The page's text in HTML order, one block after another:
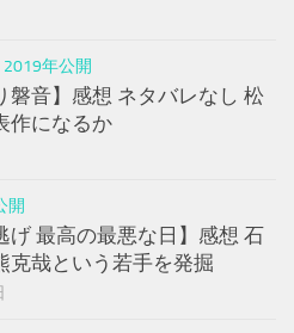
2019年公開
磐音】感想 ネタバレなし 松
作になるか
開
げ 最高の最悪な日】感想 石
克哉という若手を発掘